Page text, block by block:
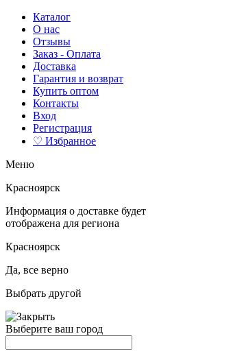
Каталог
О нас
Отзывы
Заказ - Оплата
Доставка
Гарантия и возврат
Купить оптом
Контакты
Вход
Регистрация
♡ Избранное
Меню
Красноярск
Информация о доставке будет
отображена для региона
Красноярск
Да, все верно
Выбрать другой
Выберите ваш город